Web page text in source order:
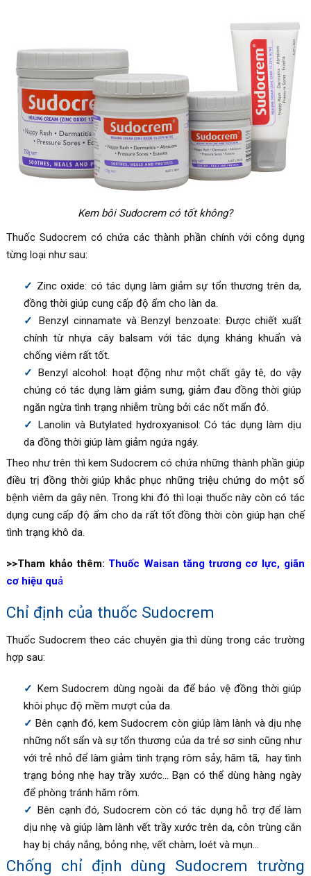
Kem bôi Sudocrem có tốt không?
Thuốc Sudocrem có chứa các thành phần chính với công dụng
từng loại như sau:
Zinc oxide: có tác dụng làm giảm sự tổn thương trên da,
đồng thời giúp cung cấp độ ẩm cho làn da.
Benzyl cinnamate và Benzyl benzoate: Được chiết xuất
chính từ nhựa cây balsam với tác dụng kháng khuẩn và
chống viêm rất tốt.
Benzyl alcohol: hoạt động như một chất gây tê, do vậy
chúng có tác dụng làm giảm sưng, giảm đau đồng thời giúp
ngăn ngừa tình trạng nhiễm trùng bởi các nốt mẩn đỏ.
Lanolin và Butylated hydroxyanisol: Có tác dụng làm dịu
da đồng thời giúp làm giảm ngứa ngáy.
Theo như trên thì kem Sudocrem có chứa những thành phần giúp
điều trị đồng thời giúp khắc phục những triệu chứng do một số
bệnh viêm da gây nên. Trong khi đó thì loại thuốc này còn có tác
dụng cung cấp độ ẩm cho da rất tốt đồng thời còn giúp hạn chế
tình trạng khô da.
>>Tham khảo thêm: Thuốc Waisan tăng trương cơ lực, giãn
cơ hiệu quả
Chỉ định của thuốc Sudocrem
Thuốc Sudocrem theo các chuyên gia thì dùng trong các trường
hợp sau:
KemSudocrem dùng ngoài da đểbảo vệ đồng thời giúp
khôi phục độ mềm mượt của da.
Bên cạnh đó, kem Sudocrem còn giúp làm lành và dịu nhẹ
những nốt sẩn và sự tổn thương của da trẻ sơ sinh cũng như
với trẻ nhỏ để làm giảm tình trạng rôm sảy, hăm tã, hay tình
trạng bỏng nhẹ hay trầy xước… Bạn có thể dùng hàng ngày
để phòng tránh hăm rôm.
Bên cạnh đó, Sudocrem còn có tác dụng hỗ trợ để làm
dịu nhẹ và giúp làm lành vết trầy xước trên da, côn trùng cắn
hay bị cháy nắng, bỏng nhẹ, vết chàm, loét và mụn…
Chống chỉ định dùng Sudocrem trường